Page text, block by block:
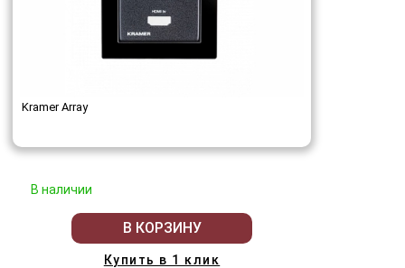
Kramer Array
В наличии
В КОРЗИНУ
Купить в 1 клик